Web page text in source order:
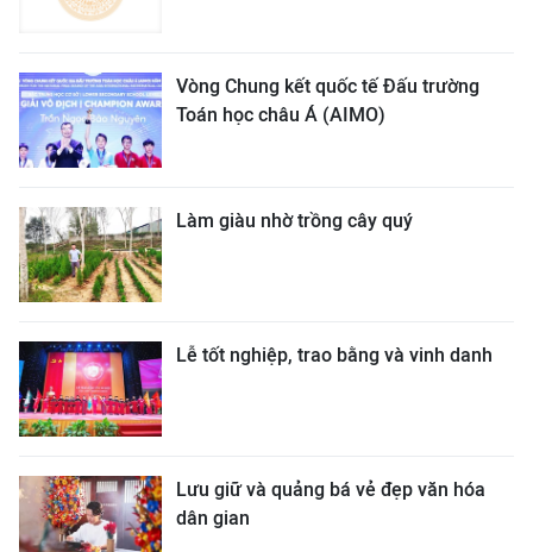
Vòng Chung kết quốc tế Đấu trường
Toán học châu Á (AIMO)
Làm giàu nhờ trồng cây quý
Lễ tốt nghiệp, trao bằng và vinh danh
Lưu giữ và quảng bá vẻ đẹp văn hóa
dân gian